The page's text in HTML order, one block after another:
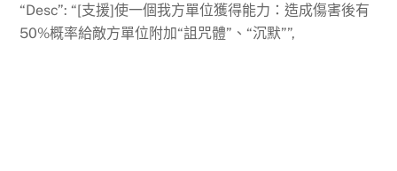
“Desc”: “[支援]使一個我方單位獲得能力：造成傷害後有
50%概率給敵方單位附加“詛咒體”、“沉默””,